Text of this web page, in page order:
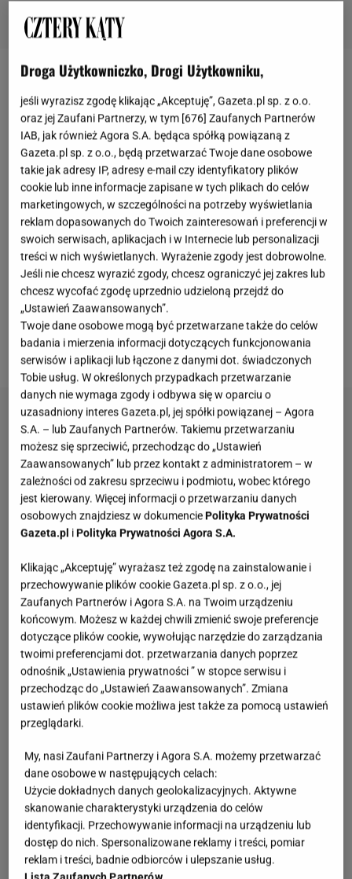
Sztruks we wnętrzach
Sztruks to tkanina, która kojarzona była głównie z
latami 70. i 80., jednak ostatnio powróciła na salony
w nowoczesnym wydaniu. Prezentuje się świetnie,
jest wyjątkowo przyjemna, aksamitna w dotyku,
łatwa w utrzymaniu czystości i, co ważne dla
posiadaczy zwierząt, ma dużą odporność na
zaciągnięcia pazurami. Dostępny w szerokiej gamie
kolorystycznej, od stonowanych beżów i szarości po
odważne, głębokie barwy, sztruks doskonale
komponuje się z różnymi stylami wnętrzarskimi, od
retro po nowoczesne i minimalistyczne.
Droga Użytkowniczko, Drogi Użytkowniku,
jeśli wyrazisz zgodę klikając „Akceptuję”, Gazeta.pl sp. z o.o.
oraz jej Zaufani Partnerzy, w tym [676] Zaufanych Partnerów
IAB, jak również Agora S.A. będąca spółką powiązaną z
Gazeta.pl sp. z o.o., będą przetwarzać Twoje dane osobowe
takie jak adresy IP, adresy e-mail czy identyfikatory plików
cookie lub inne informacje zapisane w tych plikach do celów
marketingowych, w szczególności na potrzeby wyświetlania
reklam dopasowanych do Twoich zainteresowań i preferencji w
swoich serwisach, aplikacjach i w Internecie lub personalizacji
treści w nich wyświetlanych. Wyrażenie zgody jest dobrowolne.
Jeśli nie chcesz wyrazić zgody, chcesz ograniczyć jej zakres lub
chcesz wycofać zgodę uprzednio udzieloną przejdź do
„Ustawień Zaawansowanych”.
Twoje dane osobowe mogą być przetwarzane także do celów
badania i mierzenia informacji dotyczących funkcjonowania
serwisów i aplikacji lub łączone z danymi dot. świadczonych
Tobie usług. W określonych przypadkach przetwarzanie
danych nie wymaga zgody i odbywa się w oparciu o
uzasadniony interes Gazeta.pl, jej spółki powiązanej – Agora
S.A. – lub Zaufanych Partnerów. Takiemu przetwarzaniu
możesz się sprzeciwić, przechodząc do „Ustawień
Zaawansowanych” lub przez kontakt z administratorem – w
zależności od zakresu sprzeciwu i podmiotu, wobec którego
jest kierowany. Więcej informacji o przetwarzaniu danych
osobowych znajdziesz w dokumencie Polityka Prywatności
Gazeta.pl i Polityka Prywatności Agora S.A.
Klikając „Akceptuję” wyrażasz też zgodę na zainstalowanie i
przechowywanie plików cookie Gazeta.pl sp. z o.o., jej
Zaufanych Partnerów i Agora S.A. na Twoim urządzeniu
końcowym. Możesz w każdej chwili zmienić swoje preferencje
dotyczące plików cookie, wywołując narzędzie do zarządzania
twoimi preferencjami dot. przetwarzania danych poprzez
odnośnik „Ustawienia prywatności ” w stopce serwisu i
przechodząc do „Ustawień Zaawansowanych”. Zmiana
ustawień plików cookie możliwa jest także za pomocą ustawień
przeglądarki.
My, nasi Zaufani Partnerzy i Agora S.A. możemy przetwarzać
dane osobowe w następujących celach:
Użycie dokładnych danych geolokalizacyjnych. Aktywne
skanowanie charakterystyki urządzenia do celów
identyfikacji. Przechowywanie informacji na urządzeniu lub
dostęp do nich. Spersonalizowane reklamy i treści, pomiar
reklam i treści, badnie odbiorców i ulepszanie usług.